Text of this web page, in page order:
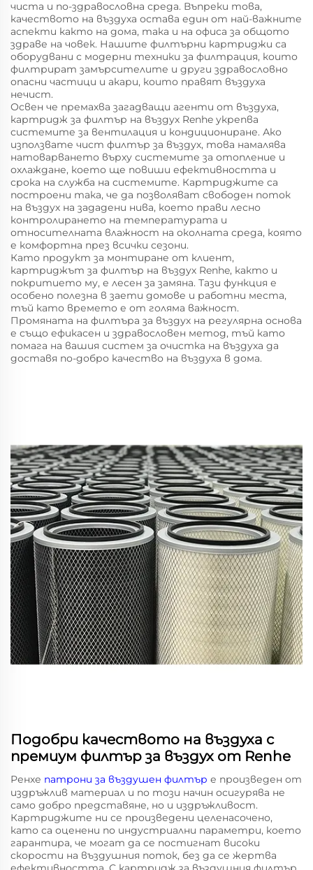
чиста и по-здравословна среда. Въпреки това,
качеството на въздуха остава един от най-важните
аспекти както на дома, така и на офиса за общото
здраве на човек. Нашите филтърни картриджи са
оборудвани с модерни техники за филтрация, които
филтрират замърсителите и други здравословно
опасни частици и акари, които правят въздуха
нечист.
Освен че премахва загадващи агенти от въздуха,
картридж за филтър на въздух Renhe укрепва
системите за вентилация и кондициониране. Ако
използвате чист филтър за въздух, това намалява
натоварването върху системите за отопление и
охлаждане, което ще повиши ефективността и
срока на служба на системите. Картриджите са
построени така, че да позволяват свободен поток
на въздух на зададени нива, което прави лесно
контролирането на температурата и
относителната влажност на околната среда, която
е комфортна през всички сезони.
Като продукт за монтиране от клиент,
картриджът за филтър на въздух Renhe, както и
покритието му, е лесен за замяна. Тази функция е
особено полезна в заети домове и работни места,
тъй като времето е от голяма важност.
Промяната на филтъра за въздух на регулярна основа
е също ефикасен и здравословен метод, тъй като
помага на вашия систем за очистка на въздуха да
доставя по-добро качество на въздуха в дома.
Подобри качеството на въздуха с
премиум филтър за въздух от Renhe
Ренхе патрони за въздушен филтър е произведен от
издръжлив материал и по този начин осигурява не
само добро представяне, но и издръжливост.
Картриджите ни се произведени целенасочено,
като са оценени по индустриални параметри, което
гарантира, че могат да се постигнат високи
скорости на въздушния поток, без да се жертва